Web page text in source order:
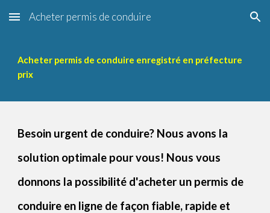
Skip to main content Skip to navigation
Acheter permis de conduire
Acheter permis de conduire enregistré en préfecture
prix
Besoin urgent de conduire? Nous avons la
solution optimale pour vous! Nousvous
donnons la possibilité d'acheter un permis de
conduire en ligne de façon fiable, rapide et